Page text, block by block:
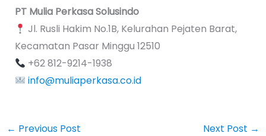
PT Mulia Perkasa Solusindo
Jl. Rusli Hakim No.1B, Kelurahan Pejaten Barat,
Kecamatan Pasar Minggu 12510
+62 812-9214-1938
info@muliaperkasa.co.id
← Previous Post Next Post →